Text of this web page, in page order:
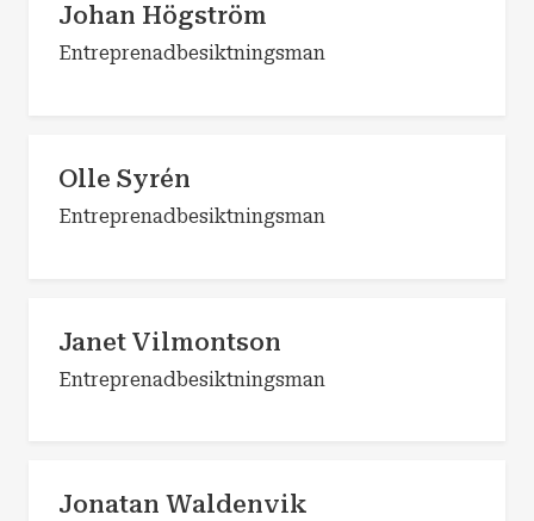
Johan Högström
Entreprenadbesiktningsman
Olle Syrén
Entreprenadbesiktningsman
Janet Vilmontson
Entreprenadbesiktningsman
Jonatan Waldenvik